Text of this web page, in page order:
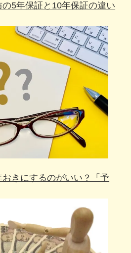
5年保証と10年保証の違い
きにするのがいい？「予